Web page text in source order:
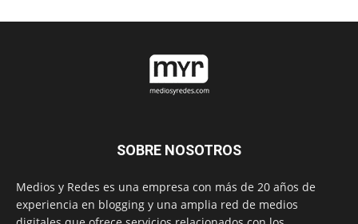
SOBRE NOSOTROS
Medios y Redes es una empresa con más de 20 años de
experiencia en blogging y una amplia red de medios